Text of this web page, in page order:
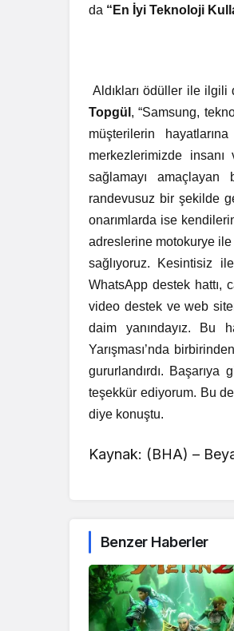
da “En İyi Teknoloji
Aldıkları ödüller ile
Topgül , “Samsung,
müşterilerin
merkezlerimizde
sağlamayı
randevusuz bir şekilde
onarımlarda ise
adreslerine motokurye ile
sağlıyoruz. Kesintisiz
WhatsApp destek hattı,
video destek ve web
daim yanındayız. Bu
Yarışması’nda
gururlandırdı.
teşekkür ediyorum. Bu
diye konuştu.
Kaynak: (BHA) –
Benzer Haberler